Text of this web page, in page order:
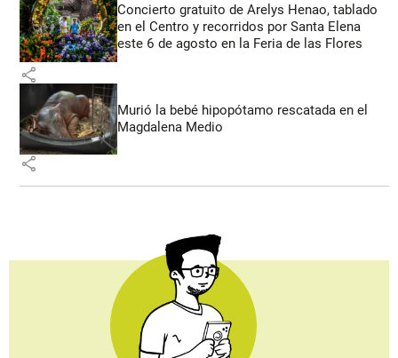
Concierto gratuito de Arelys Henao, tablado
en el Centro y recorridos por Santa Elena
este 6 de agosto en la Feria de las Flores
share
Murió la bebé hipopótamo rescatada en el
Magdalena Medio
share